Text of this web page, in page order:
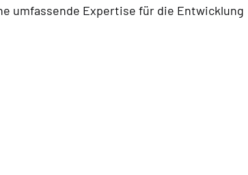
umfassende Expertise für die Entwicklung